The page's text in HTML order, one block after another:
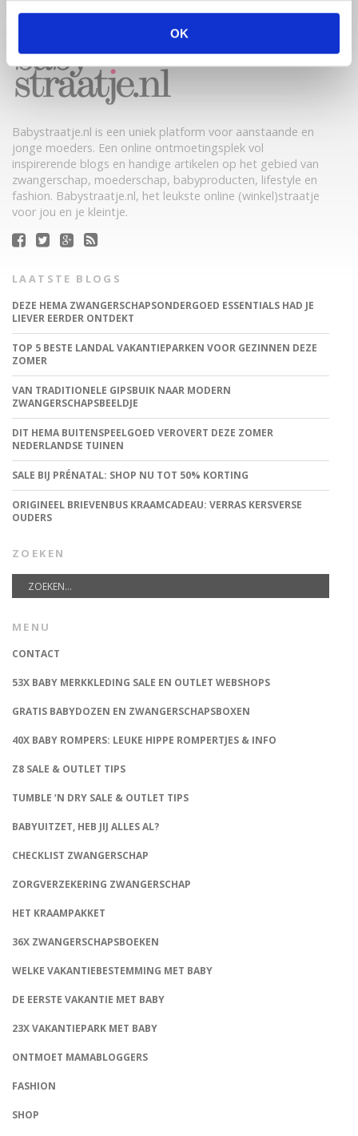
OK
Babystraatje.nl is een uniek platform voor aanstaande en
jonge moeders. Een online ontmoetingsplek vol
inspirerende blogs en handige artikelen op het gebied van
zwangerschap, moederschap, babyproducten, lifestyle en
fashion. Babystraatje.nl, het leukste online (winkel)straatje
voor jou en je kleintje.
LAATSTE BLOGS
DEZE HEMA ZWANGERSCHAPSONDERGOED ESSENTIALS HAD JE
LIEVER EERDER ONTDEKT
TOP 5 BESTE LANDAL VAKANTIEPARKEN VOOR GEZINNEN DEZE
ZOMER
VAN TRADITIONELE GIPSBUIK NAAR MODERN
ZWANGERSCHAPSBEELDJE
DIT HEMA BUITENSPEELGOED VEROVERT DEZE ZOMER
NEDERLANDSE TUINEN
SALE BIJ PRÉNATAL: SHOP NU TOT 50% KORTING
ORIGINEEL BRIEVENBUS KRAAMCADEAU: VERRAS KERSVERSE
OUDERS
ZOEKEN
MENU
CONTACT
53X BABY MERKKLEDING SALE EN OUTLET WEBSHOPS
GRATIS BABYDOZEN EN ZWANGERSCHAPSBOXEN
40X BABY ROMPERS: LEUKE HIPPE ROMPERTJES & INFO
Z8 SALE & OUTLET TIPS
TUMBLE ‘N DRY SALE & OUTLET TIPS
BABYUITZET, HEB JIJ ALLES AL?
CHECKLIST ZWANGERSCHAP
ZORGVERZEKERING ZWANGERSCHAP
HET KRAAMPAKKET
36X ZWANGERSCHAPSBOEKEN
WELKE VAKANTIEBESTEMMING MET BABY
DE EERSTE VAKANTIE MET BABY
23X VAKANTIEPARK MET BABY
ONTMOET MAMABLOGGERS
FASHION
SHOP